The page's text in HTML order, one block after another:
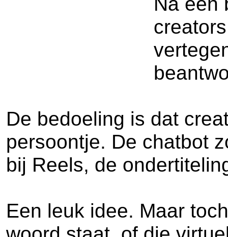
De bedoeling is dat
persoontje. De chatbot
bij Reels, de
Een leuk idee. Maar